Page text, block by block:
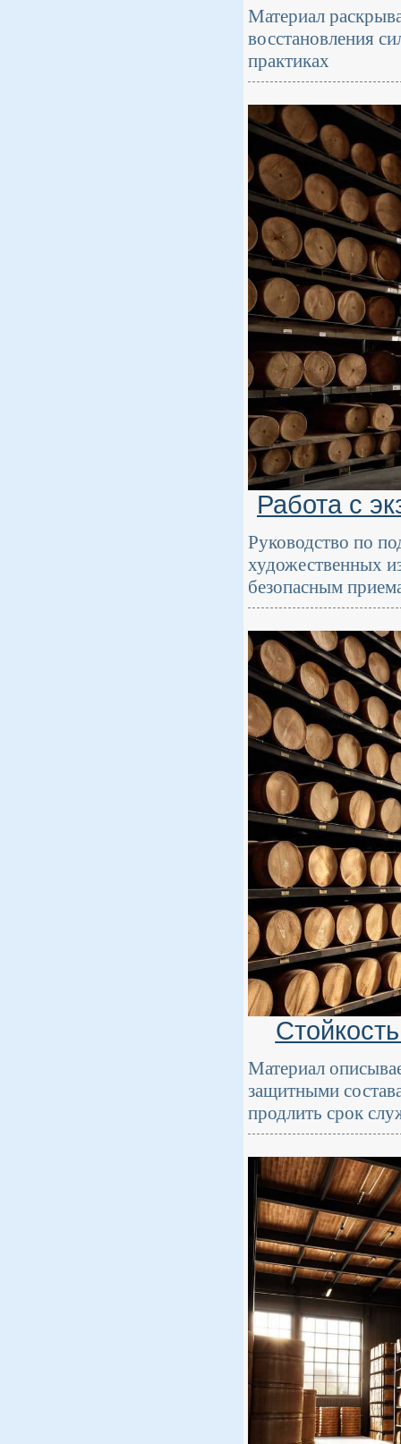
Материал
восстановления
практиках
Работа с
Руководство по
художественных
безопасным
Материал
защитными
продлить срок